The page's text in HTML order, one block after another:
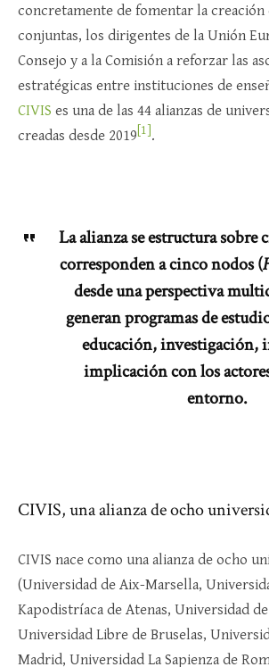
concretamente de fomentar la
conjuntas, los dirigentes de la Unión
Consejo y a la Comisión a reforzar las
estratégicas entre instituciones de
CIVIS es una de las 44 alianzas de
creadas desde 2019 [1] .
La alianza se estructura sobre
corresponden a cinco nodos (
desde una perspectiva
generan programas de
educación, investigación,
implicación con los
entorno.
CIVIS, una alianza de ocho
CIVIS nace como una alianza de ocho
(Universidad de Aix-Marsella,
Kapodistríaca de Atenas, Universidad
Universidad Libre de Bruselas,
Madrid, Universidad La Sapienza de